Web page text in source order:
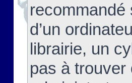
recommandé
d’un
librairie, un
pas à trouver